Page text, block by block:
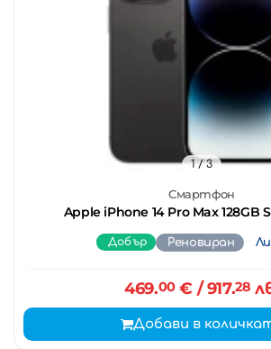
Смартфон
Apple iPhone 14 Pro Max 128GB
1/ 3
Добър Реновиран
469.00€ / 917.28
Добави в